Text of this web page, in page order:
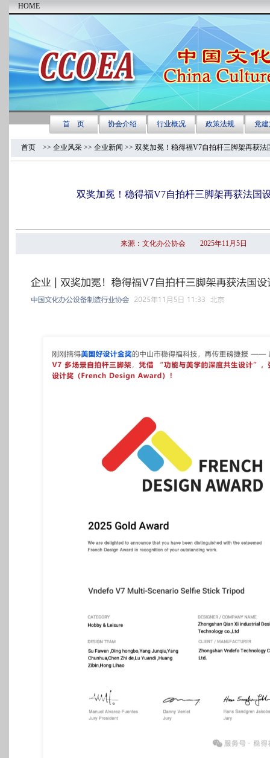
首页 >> 企业风采 >> 企业新闻 >> 双奖加冕！稳得福V7自拍杆三脚架再获法
双奖加冕！稳得福V7自拍杆三脚架再获法国
来源：文化办公协会 2025年11月5日